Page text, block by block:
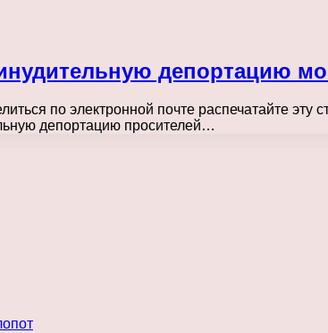
депортацию
по электронной почте распечатайте
депортацию просителей…